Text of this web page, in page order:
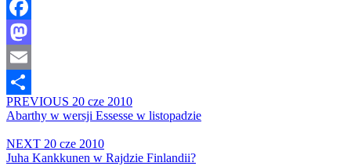
Facebook
Mastodon
Email
Share
PREVIOUS 20 cze 2010
Abarthy w wersji Essesse w listopadzie
NEXT 20 cze 2010
Juha Kankkunen w Rajdzie Finlandii?